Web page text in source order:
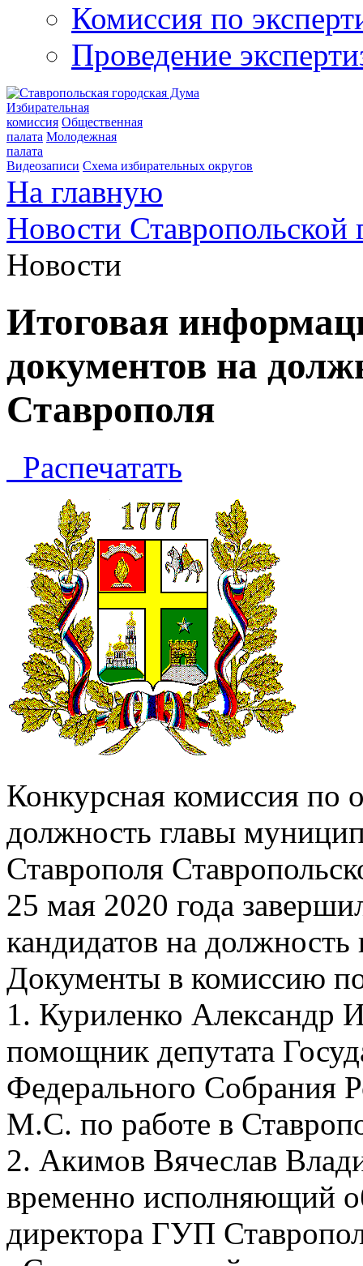
Комиссия по
Проведение
Избирательная
комиссия Общественная
палата Молодежная
палата
Видеозаписи Схема избирательных округов
На главную
Новости
Новости
Итоговая
документов на
Ставрополя
Распечатать
Конкурсная комиссия по
должность главы
Ставрополя
25 мая 2020 года
кандидатов на
Документы в комиссию
1. Куриленко Александр
помощник депутата
Федерального Собрания
М.С. по работе в
2. Акимов Вячеслав
временно исполняющий
директора ГУП